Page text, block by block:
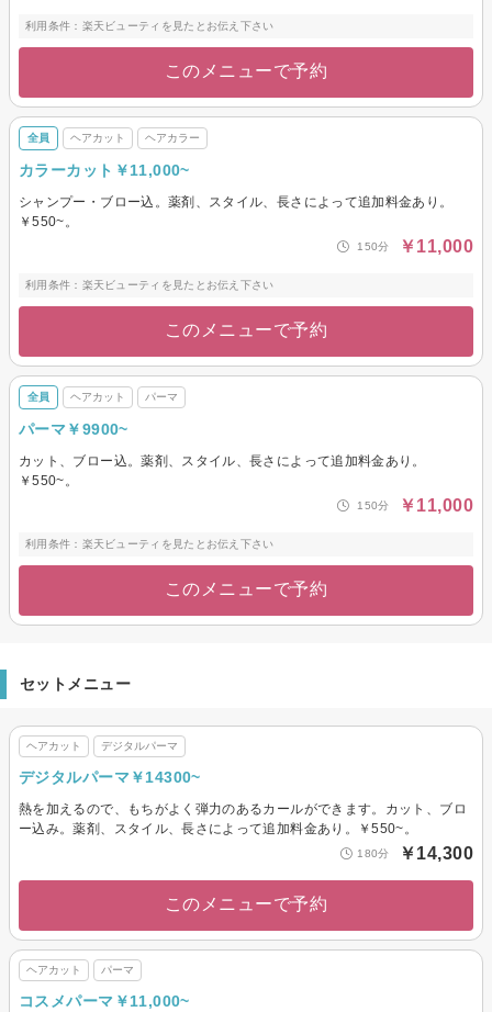
利用条件：楽天ビューティを見たとお伝え下さい
このメニューで予約
全員 ヘアカット ヘアカラー
カラーカット￥11,000~
シャンプー・ブロー込。薬剤、スタイル、長さによって追加料金あり。
￥550~。
150分 ￥11,000
利用条件：楽天ビューティを見たとお伝え下さい
このメニューで予約
全員 ヘアカット パーマ
パーマ￥9900~
カット、ブロー込。薬剤、スタイル、長さによって追加料金あり。
￥550~。
150分 ￥11,000
利用条件：楽天ビューティを見たとお伝え下さい
このメニューで予約
セットメニュー
ヘアカット デジタルパーマ
デジタルパーマ￥14300~
熱を加えるので、もちがよく弾力のあるカールができます。カット、ブロ
ー込み。薬剤、スタイル、長さによって追加料金あり。￥550~。
180分 ￥14,300
このメニューで予約
ヘアカット パーマ
コスメパーマ￥11,000~